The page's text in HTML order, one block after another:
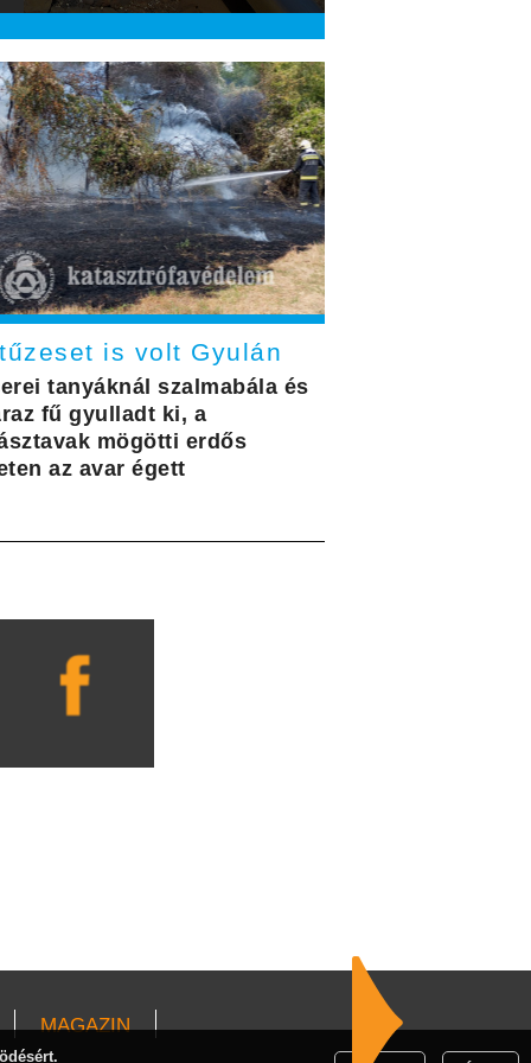
is volt Gyulán
tanyáknál szalmabála és
fű gyulladt ki, a
mögötti erdős
az avar égett
MAGAZIN